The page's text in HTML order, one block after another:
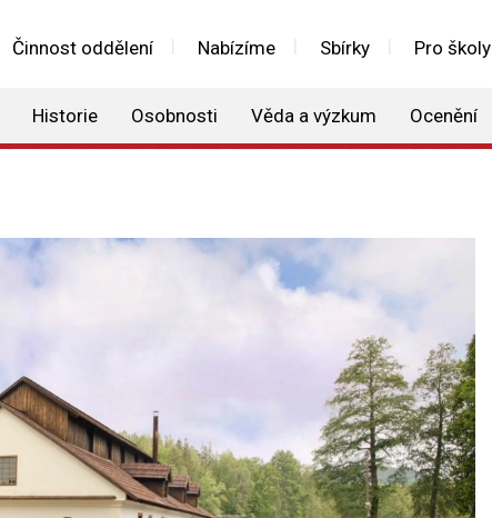
Činnost oddělení Nabízíme Sbírky Pro školy
Historie Osobnosti Věda a výzkum Ocenění